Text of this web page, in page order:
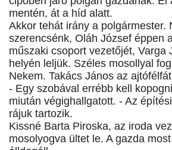
mentén, át a híd alatt.
Akkor tehát irány a polgármester.
szerencsénk, Oláh József éppen
műszaki csoport vezetőjét, Varga
helyén leljük. Széles mosollyal
Nekem. Takács János az
- Egy szobával errébb kell
miután végighallgatott. - Az
rájuk tartozik.
Kissné Barta Piroska, az iroda
mosolyogva ültet le. A gazda